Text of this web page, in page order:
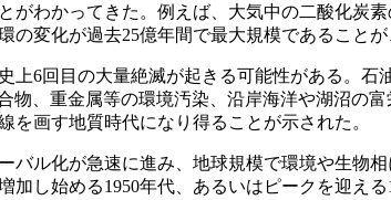
わかってきた。例えば、大気中の二酸化炭
変化が過去25億年間で最大規模であることが
6回目の大量絶滅が起きる可能性がある。石
、重金属等の環境汚染、沿岸海洋や湖沼の
画す地質時代になり得ることが示された。
ル化が急速に進み、地球規模で環境や生物
し始める1950年代、あるいはピークを迎える